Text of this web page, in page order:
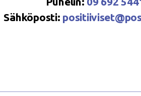
Sähköposti: